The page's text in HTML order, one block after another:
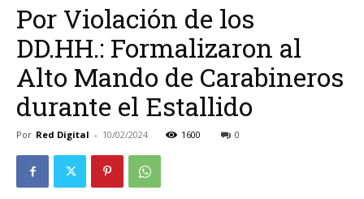
Por Violación de los
DD.HH.: Formalizaron al
Alto Mando de Carabineros
durante el Estallido
Por Red Digital - 10/02/2024 1600 0